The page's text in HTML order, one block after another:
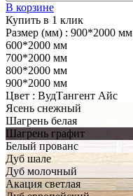
В корзине
Купить в 1 клик
Размер (мм) : 900*2000 мм
600*2000 мм
700*2000 мм
800*2000 мм
900*2000 мм
Цвет : ВудТангент Айс
Ясень снежный
Шагрень белая
Шагрень графит
Белый прованс
Дуб шале
Дуб молочный
Акация светлая